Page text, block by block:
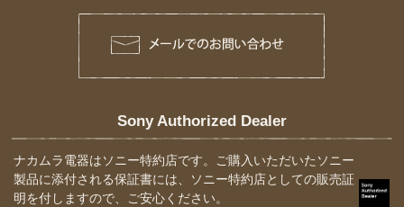
Sony Authorized Dealer
ナカムラ電器はソニー特約店です。ご購入いただいたソニー
製品に添付される保証書には、ソニー特約店としての販売証
明を付しますので、ご安心ください。